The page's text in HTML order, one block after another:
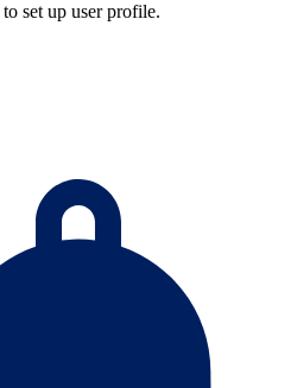
to set up user profile.